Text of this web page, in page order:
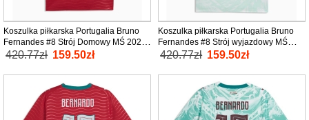
Koszulka piłkarska Portugalia Bruno
Fernandes #8 Strój Domowy MŚ 2026
tanio Krótki Rękaw
420.77zł 159.50zł
Koszulka piłkarska Portugalia Bruno
Fernandes #8 Strój wyjazdowy MŚ
2026 tanio Krótki Rękaw
420.77zł 159.50zł